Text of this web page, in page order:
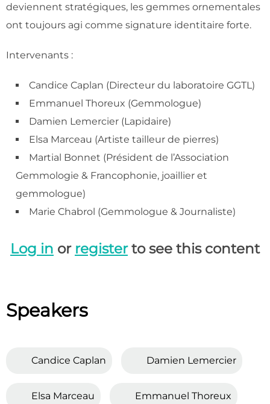
deviennent stratégiques, les gemmes ornementales
ont toujours agi comme signature identitaire forte.
Intervenants :
Candice Caplan (Directeur du laboratoire GGTL)
Emmanuel Thoreux (Gemmologue)
Damien Lemercier (Lapidaire)
Elsa Marceau (Artiste tailleur de pierres)
Martial Bonnet (Président de l’Association
Gemmologie & Francophonie, joaillier et
gemmologue)
Marie Chabrol (Gemmologue & Journaliste)
Log in or registerto see this content
Speakers
Candice Caplan Damien Lemercier
Elsa Marceau Emmanuel Thoreux